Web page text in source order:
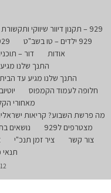
929 – תקנון דיוור שיווקי ותקשורת דיגיטלית
929 ילדים – טו בשב"ט
929 תנך –
אודות
דור –
התנך שלנו
התנך שלנו מגיע עד
חלופה לעמוד הקמפוס
יוטיוב
מאחורי
מה פרשת השבוע? קריאות
מצטרפים ל929
נושאים
צור קשר
ציר זמן תנכ"י
תנאי